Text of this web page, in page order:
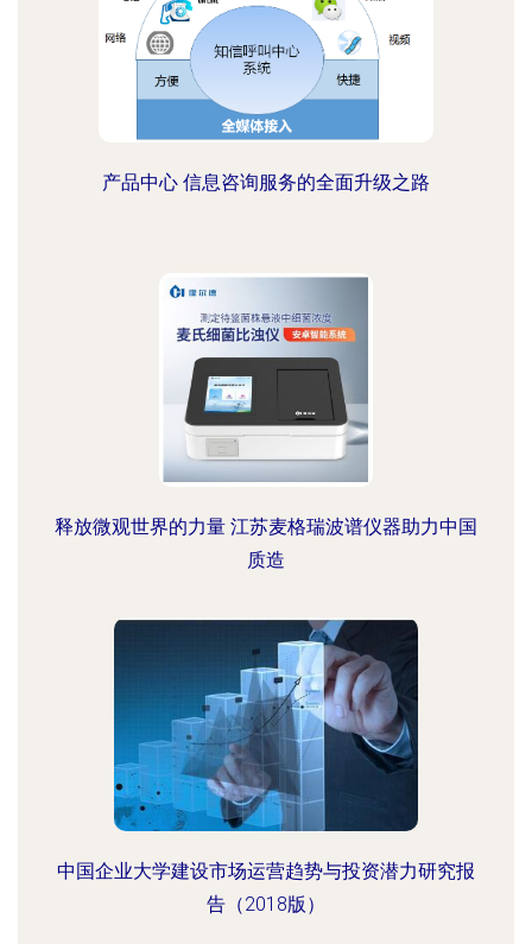
产品中心 信息咨询服务的全面升级之路
释放微观世界的力量 江苏麦格瑞波谱仪器助力中国
质造
中国企业大学建设市场运营趋势与投资潜力研究报
告（2018版）